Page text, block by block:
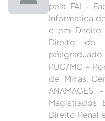
pela FAI -
Informática
e em Direito
Direito do
PUC/MG -
de Minas
Magistrados
Direito Penal